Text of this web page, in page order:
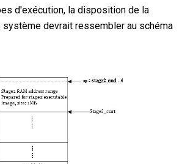
d'exécution, la disposition de la
devrait ressembler au schéma